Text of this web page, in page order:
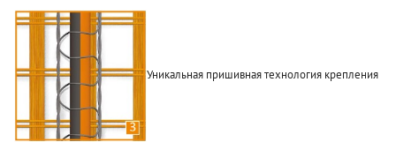
Уникальная пришивная технология крепления